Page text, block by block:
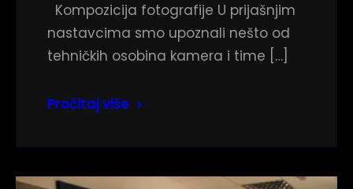
Kompozicija fotografije U prijašnjim
nastavcima smo upoznali nešto od
tehničkih osobina kamera i time […]
Pročitaj više